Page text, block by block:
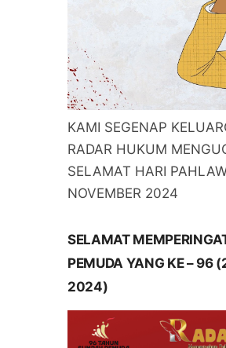
KAMI SEGENAP
RADAR HUKUM
SELAMAT HARI
NOVEMBER 2024
SELAMAT
PEMUDA YANG KE – 96
2024)